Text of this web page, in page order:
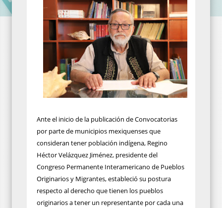
Ante el inicio de la publicación de Convocatorias
por parte de municipios mexiquenses que
consideran tener población indígena, Regino
Héctor Velázquez Jiménez, presidente del
Congreso Permanente Interamericano de Pueblos
Originarios y Migrantes, estableció su postura
respecto al derecho que tienen los pueblos
originarios a tener un representante por cada una